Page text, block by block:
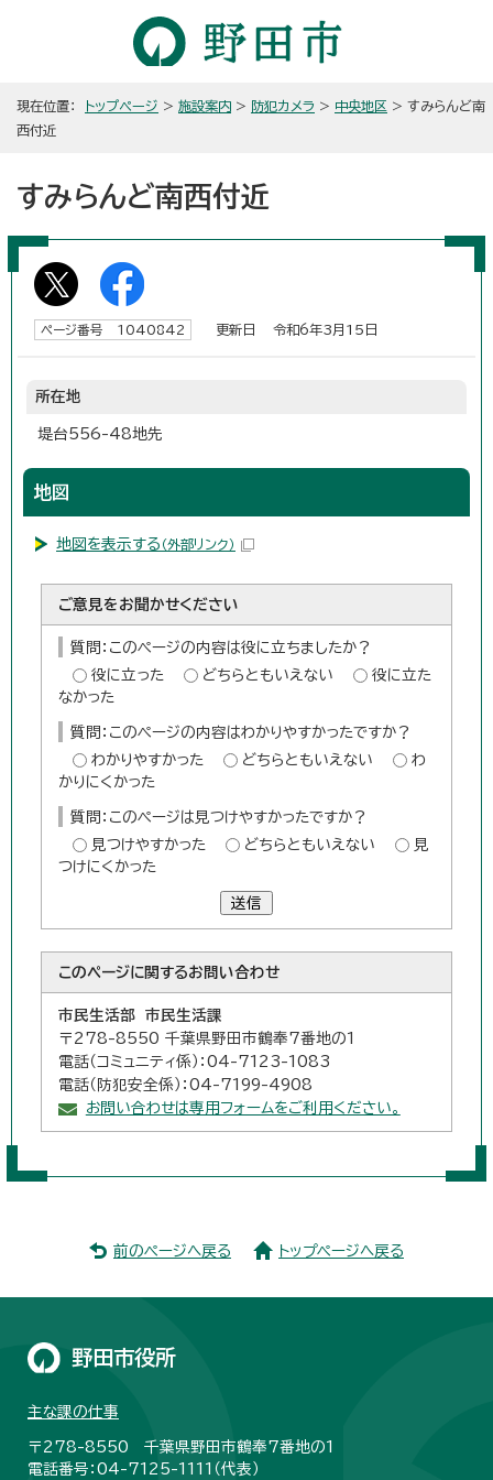
現在位置： トップページ > 施設案内 > 防犯カメラ > 中央地区 > すみらんど南
西付近
すみらんど南西付近
ページ番号 1040842 更新日 令和6年3月15日
所在地
堤台556-48地先
地図
地図を表示する （外部リンク）
ご意見をお聞かせください
質問：このページの内容は役に立ちましたか？
役に立った
どちらともいえない
役に立た
なかった
質問：このページの内容はわかりやすかったですか？
わかりやすかった
どちらともいえない
わ
かりにくかった
質問：このページは見つけやすかったですか？
見つけやすかった
どちらともいえない
見
つけにくかった
送信
このページに関するお問い合わせ
市民生活部 市民生活課
〒278-8550 千葉県野田市鶴奉7番地の1
電話（コミュニティ係）：04-7123-1083
電話（防犯安全係）：04-7199-4908
お問い合わせは専用フォームをご利用ください。
前のページへ戻る トップページへ戻る
野田市役所
主な課の仕事
〒278-8550 千葉県野田市鶴奉7番地の1
電話番号：04-7125-1111（代表）